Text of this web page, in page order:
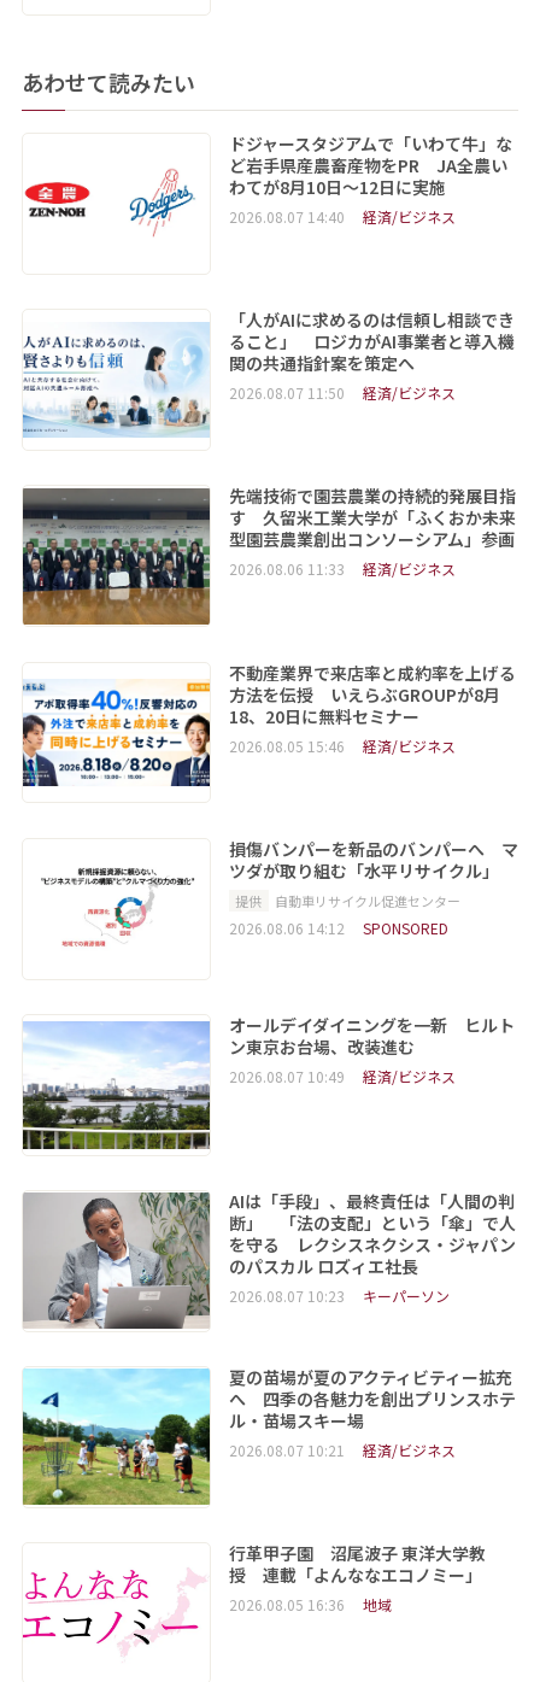
あわせて読みたい
ドジャースタジアムで「いわて牛」な
ど岩手県産農畜産物をPR JA全農い
わてが8月10日～12日に実施
2026.08.07 14:40 経済/ビジネス
「人がAIに求めるのは信頼し相談でき
ること」 ロジカがAI事業者と導入機
関の共通指針案を策定へ
2026.08.07 11:50 経済/ビジネス
先端技術で園芸農業の持続的発展目指
す 久留米工業大学が「ふくおか未来
型園芸農業創出コンソーシアム」参画
2026.08.06 11:33 経済/ビジネス
不動産業界で来店率と成約率を上げる
方法を伝授 いえらぶGROUPが8月
18、20日に無料セミナー
2026.08.05 15:46 経済/ビジネス
損傷バンパーを新品のバンパーへ マ
ツダが取り組む「水平リサイクル」
提供 自動車リサイクル促進センター
2026.08.06 14:12 SPONSORED
オールデイダイニングを一新 ヒルト
ン東京お台場、改装進む
2026.08.07 10:49 経済/ビジネス
AIは「手段」、最終責任は「人間の判
断」 「法の支配」という「傘」で人
を守る レクシスネクシス・ジャパン
のパスカル ロズィエ社長
2026.08.07 10:23 キーパーソン
夏の苗場が夏のアクティビティー拡充
へ 四季の各魅力を創出プリンスホテ
ル・苗場スキー場
2026.08.07 10:21 経済/ビジネス
行革甲子園 沼尾波子 東洋大学教
授 連載「よんななエコノミー」
2026.08.05 16:36 地域